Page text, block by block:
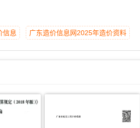
信息 广东造价信息网2025年造价资料